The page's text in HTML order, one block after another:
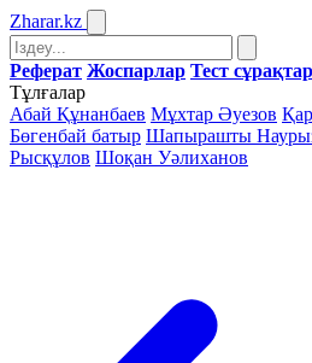
Zharar.kz
Реферат Жоспарлар Тест
Тұлғалар
Абай Құнанбаев Мұхтар Әуезов
Бөгенбай батыр Шапырашты
Рысқұлов Шоқан Уәлиханов